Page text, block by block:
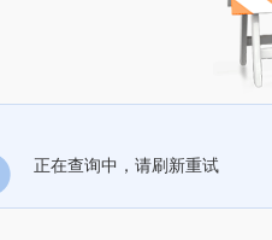
正在查询中，请刷新重试